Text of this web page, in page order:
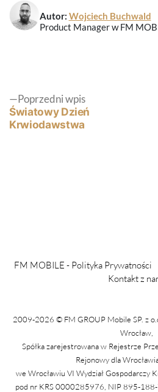
Autor: Wojciech Buchwald
Product Manager w FM
Nawigacja
wpisu
Poprzedni wpisPoprzedni
wpis:
Światowy Dzień
Krwiodawstwa
FM MOBILE - Polityka Prywatności
Kontakt z
2009-2026 © FM GROUP Mobile SP. z
Wrocław,
Spółka zarejestrowana w Rejestrze
Rejonowy dla
we Wrocławiu VI Wydział Gospodarczy
pod nr KRS 0000285976, NIP 895-